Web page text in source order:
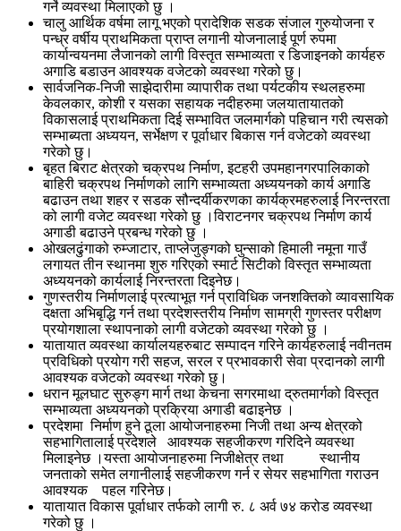
गर्ने व्यवस्था मिलाएको छु ।
चालु आर्थिक वर्षमा लागू भएको प्रादेशिक सडक संजाल गुरुयोजना र
पन्ध्र वर्षीय प्राथमिकता प्राप्त लगानी योजनालाई पूर्ण रुपमा
कार्यान्वयनमा लैजानको लागी विस्तृत सम्भाव्यता र डिजाइनको कार्यहरु
अगाडि बडाउन आवश्यक वजेटको व्यवस्था गरेको छु।
सार्वजनिक-निजी साझेदारीमा व्यापारीक तथा पर्यटकीय स्थलहरुमा
केवलकार, कोशी र यसका सहायक नदीहरुमा जलयातायातको
विकासलाई प्राथमिकता दिई सम्भावित जलमार्गको पहिचान गरी त्यसको
सम्भाब्यता अध्ययन, सर्भेक्षण र पूर्वाधार बिकास गर्न वजेटको व्यवस्था
गरेको छु।
बृहत बिराट क्षेत्रको चक्रपथ निर्माण, इटहरी उपमहानगरपालिकाको
बाहिरी चक्रपथ निर्माणको लागि सम्भाव्यता अध्ययनको कार्य अगाडि
बढाउन तथा शहर र सडक सौन्दर्यीकरणका कार्यक्रमहरुलाई निरन्तरता
को लागी वजेट व्यवस्था गरेको छु ।विराटनगर चक्रपथ निर्माण कार्य
अगाडी बढाउने प्रबन्ध गरेको छु ।
ओखलढुंगाको रुम्जाटार, ताप्लेजुङ्गको घुन्साको हिमाली नमूना गाउँ
लगायत तीन स्थानमा शुरु गरिएको स्मार्ट सिटीको विस्तृत सम्भाव्यता
अध्ययनको कार्यलाई निरन्तरता दिइनेछ।
गुणस्तरीय निर्माणलाई प्रत्याभूत गर्न प्राविधिक जनशक्तिको व्यावसायिक
दक्षता अभिबृद्धि गर्न तथा प्रदेशस्तरीय निर्माण सामग्री गुणस्तर परीक्षण
प्रयोगशाला स्थापनाको लागी वजेटको व्यवस्था गरेको छु ।
यातायात व्यवस्था कार्यालयहरुबाट सम्पादन गरिने कार्यहरुलाई नवीनतम
प्रविधिको प्रयोग गरी सहज, सरल र प्रभावकारी सेवा प्रदानको लागी
आवश्यक वजेटको व्यवस्था गरेको छु।
धरान मूलघाट सुरुङ्ग मार्ग तथा केचना सगरमाथा द्रुतमार्गको विस्तृत
सम्भाव्यता अध्ययनको प्रक्रिया अगाडी बढाइनेछ ।
प्रदेशमा निर्माण हुने ठूला आयोजनाहरुमा निजी तथा अन्य क्षेत्रको
सहभागितालाई प्रदेशले आवश्यक सहजीकरण गरिदिने व्यवस्था
मिलाइनेछ ।यस्ता आयोजनाहरुमा निजीक्षेत्र तथा स्थानीय
जनताको समेत लगानीलाई सहजीकरण गर्न र सेयर सहभागिता गराउन
आवश्यक पहल गरिनेछ।
यातायात विकास पूर्वाधार तर्फको लागी रु. ८ अर्व ७४ करोड व्यवस्था
गरेको छु ।